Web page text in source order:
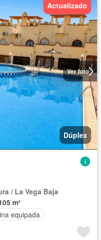
Ver foto
Actualizado
Dúplex
/ La Vega Baja
m²
equipada